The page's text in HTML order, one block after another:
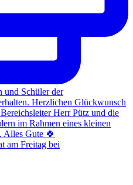
am Freitag bei